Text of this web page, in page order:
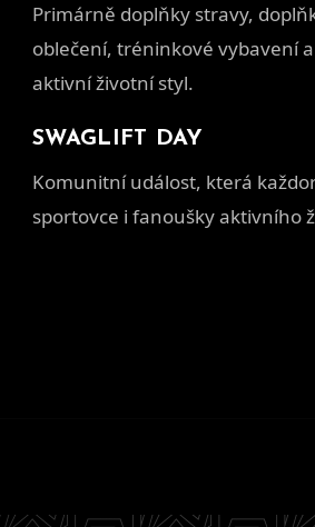
Primárně doplňky stravy,
oblečení, tréninkové vybavení
aktivní životní styl.
SWAGLIFT DAY
Komunitní událost, která
sportovce i fanoušky aktivního
p